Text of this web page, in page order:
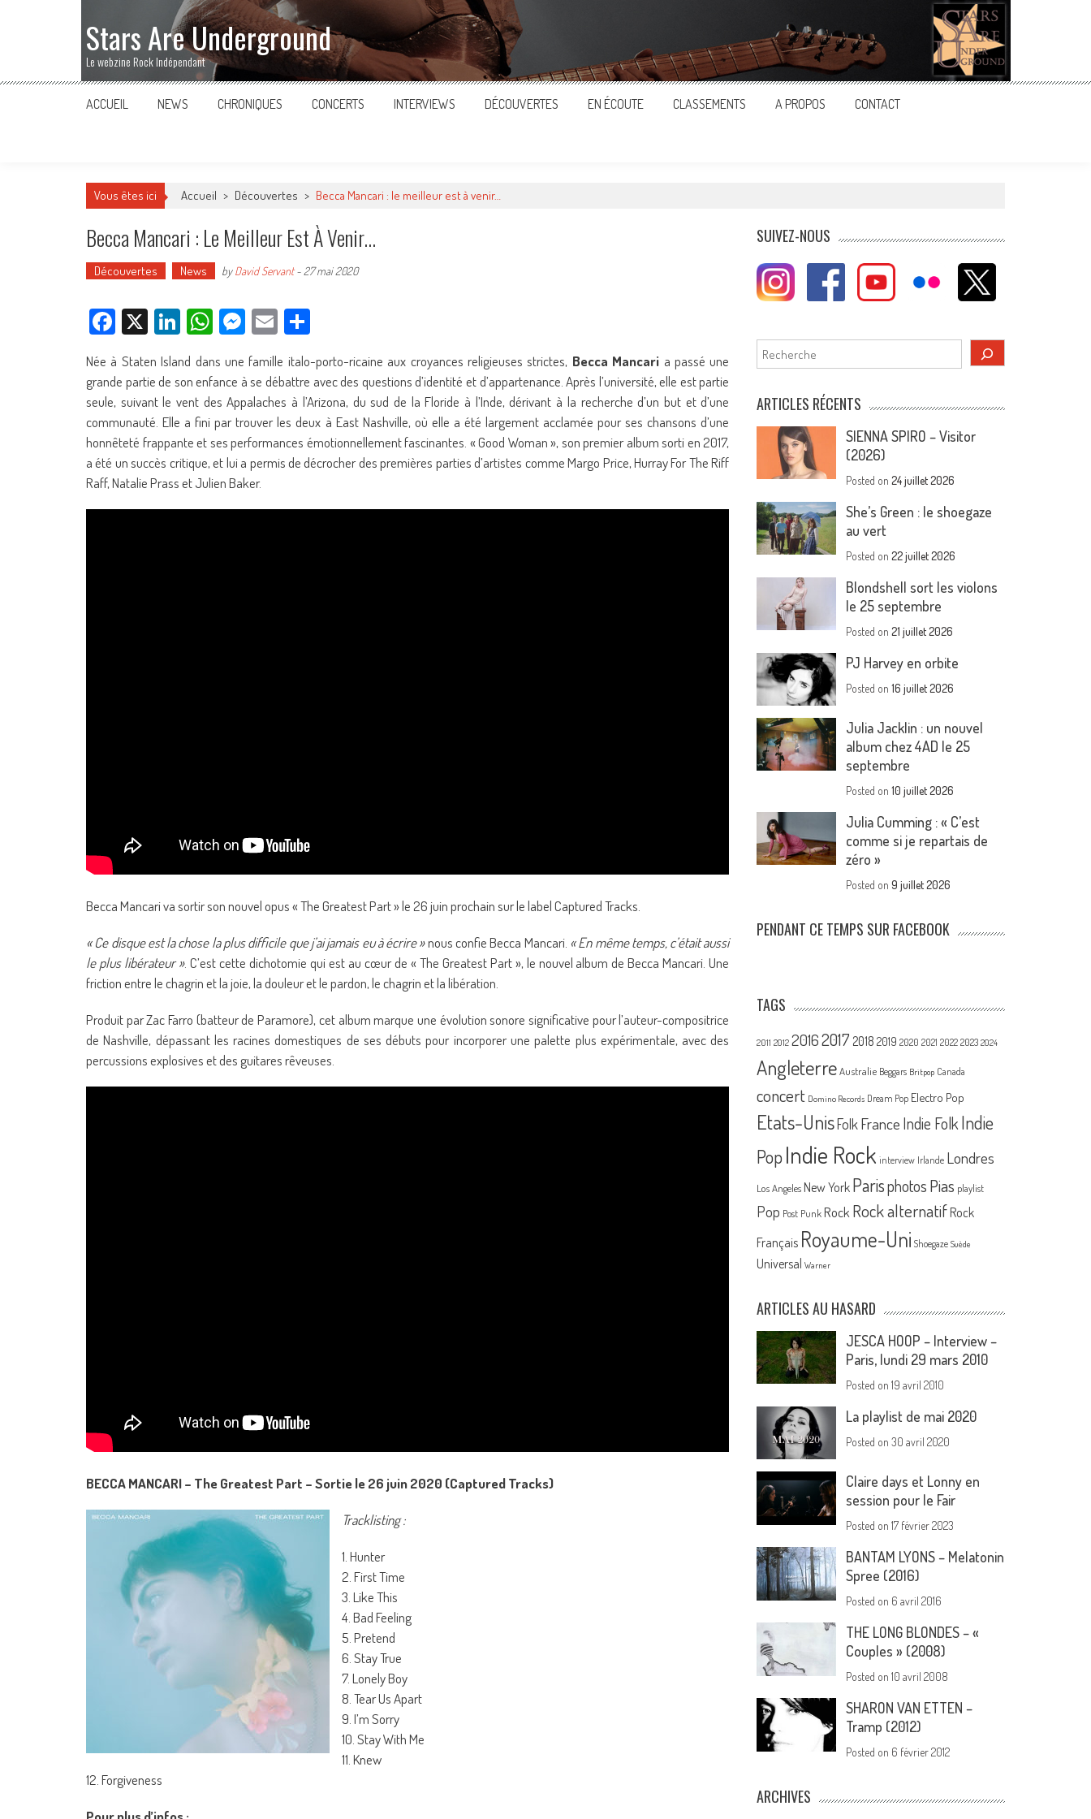
Stars Are Underground
Le webzine Rock Indépendant
ACCUEIL NEWS CHRONIQUES CONCERTS INTERVIEWS DÉCOUVERTES EN ÉCOUTE CLASSEMENTS A PROPOS CONTACT
Vous êtes ici Accueil > Découvertes > Becca Mancari : le meilleur est à venir…
Becca Mancari : Le Meilleur Est À Venir…
Découvertes News byDavid Servant- 27 mai 2020
Facebook
X LinkedIn
WhatsApp
Messenger
Email
Née à Staten Island dans une famille italo-porto-ricaine aux croyances religieuses strictes, Becca Mancari a passé une
grande partie de son enfance à se débattre avec des questions d’identité et d’appartenance. Après l’université, elle est partie
seule, suivant le vent des Appalaches à l’Arizona, du sud de la Floride à l’Inde, dérivant à la recherche d’un but et d’une
communauté. Elle a fini par trouver les deux à East Nashville, où elle a été largement acclamée pour ses chansons d’une
honnêteté frappante et ses performances émotionnellement fascinantes. « Good Woman », son premier album sorti en 2017,
a été un succès critique, et lui a permis de décrocher des premières parties d’artistes comme Margo Price, Hurray For The Riff
Raff, Natalie Prass et Julien Baker.
Becca Mancari va sortir son nouvel opus « The Greatest Part » le 26 juin prochain sur le label Captured Tracks.
« Ce disque est la chose la plus difficile que j’ai jamais eu à écrire »nous confie Becca Mancari. « En même temps, c’était aussi
le plus libérateur ». C’est cette dichotomie qui est au cœur de « The Greatest Part », le nouvel album de Becca Mancari. Une
friction entre le chagrin et la joie, la douleur et le pardon, le chagrin et la libération.
Produit par Zac Farro (batteur de Paramore), cet album marque une évolution sonore significative pour l’auteur-compositrice
de Nashville, dépassant les racines domestiques de ses débuts pour incorporer une palette plus expérimentale, avec des
percussions explosives et des guitares rêveuses.
BECCA MANCARI – The Greatest Part – Sortie le 26 juin 2020 (Captured Tracks)
Tracklisting :
1. Hunter
2. First Time
3. Like This
4. Bad Feeling
5. Pretend
6. Stay True
7. Lonely Boy
8. Tear Us Apart
9. I’m Sorry
10. Stay With Me
11. Knew
12. Forgiveness
SUIVEZ-NOUS
Rechercher
ARTICLES RÉCENTS
SIENNA SPIRO – Visitor
(2026)
Posted on24 juillet 2026
She’s Green : le shoegaze
au vert
Posted on22 juillet 2026
Blondshell sort les violons
le 25 septembre
Posted on21 juillet 2026
PJ Harvey en orbite
Posted on16 juillet 2026
Julia Jacklin : un nouvel
album chez 4AD le 25
septembre
Posted on10 juillet 2026
Julia Cumming : « C’est
comme si je repartais de
zéro »
Posted on9 juillet 2026
PENDANT CE TEMPS SUR FACEBOOK
TAGS
2011 2012 20162017 2018 2019 2020 2021 2022 2023 2024
Angleterre Australie Beggars Britpop Canada
concert Domino Records Dream Pop Electro Pop
Etats-UnisFolk France Indie FolkIndie
PopIndie Rock interview Irlande Londres
Los Angeles New York Parisphotos Pias playlist
Pop Post Punk Rock Rock alternatif Rock
Français Royaume-Uni Shoegaze Suède
Universal Warner
ARTICLES AU HASARD
JESCA HOOP – Interview –
Paris, lundi 29 mars 2010
Posted on19 avril 2010
La playlist de mai 2020
Posted on30 avril 2020
Claire days et Lonny en
session pour le Fair
Posted on17 février 2023
BANTAM LYONS – Melatonin
Spree (2016)
Posted on 6 avril 2016
THE LONG BLONDES – «
Couples » (2008)
Posted on10 avril 2008
SHARON VAN ETTEN –
Tramp (2012)
Posted on 6 février 2012
ARCHIVES